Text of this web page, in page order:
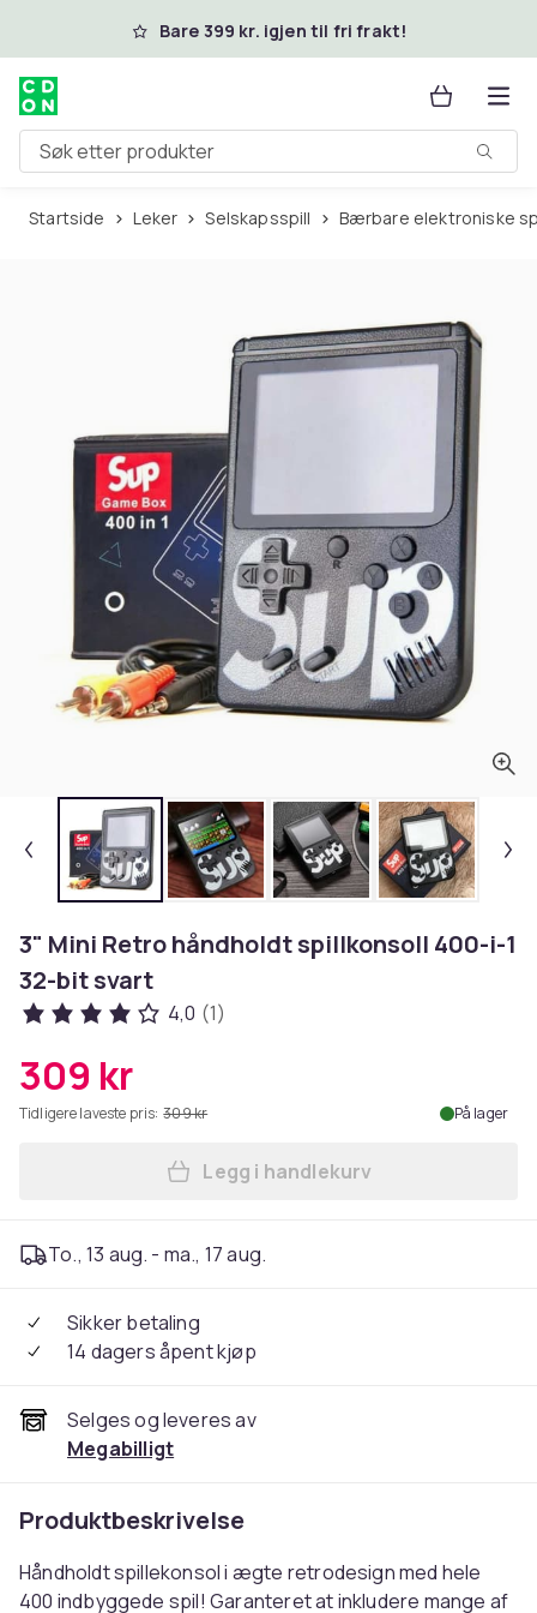
Hopp til hovedinnholdBare 399 kr. igjen til fri frakt!
Søk etter produkter
Startside Leker Selskapsspill Bærbare elektroniske
3" Mini Retro håndholdt spillkonsoll 400-i-1
32-bit svart
4,0 (1)
309 kr
Tidligere laveste pris: 309 kr På lager
Legg 3" Mini Retro
Legg i handlekurv
To., 13 aug. - ma., 17 aug.
Sikker betaling
14 dagers åpent kjøp
Selges og leveres av
Megabilligt
Produktbeskrivelse
Håndholdt spillekonsol i ægte retrodesign med hele
400 indbyggede spil! Garanteret at inkludere mange af